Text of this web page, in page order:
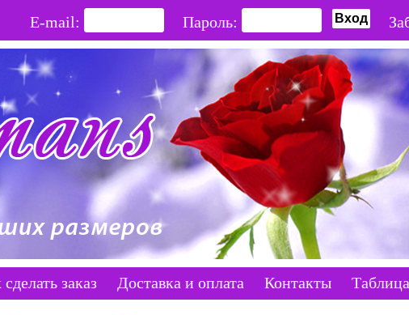
Пароль:
E-mail:
заказ Доставка и оплата Контакты